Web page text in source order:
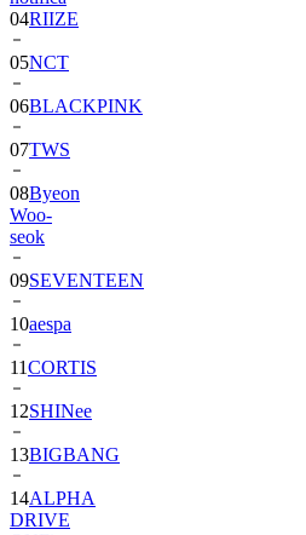
04RIIZE
05NCT
06BLACKPINK
07TWS
08Byeon
Woo-
seok
09SEVENTEEN
10aespa
11CORTIS
12SHINee
13BIGBANG
14ALPHA
DRIVE